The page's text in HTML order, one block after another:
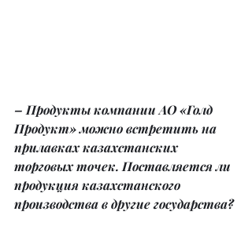
– Продукты компании АО «Голд
Продукт» можно встретить на
прилавках казахстанских
торговых точек. Поставляется ли
продукция казахстанского
производства в другие государства?